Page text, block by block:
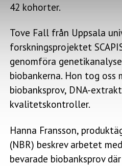
42 kohorter.
Tove Fall från Uppsala
forskningsprojektet
genomföra
biobankerna. Hon tog
biobanksprov, DNA-
kvalitetskontroller.
Hanna Fransson,
(NBR) beskrev arbetet
bevarade biobanksprov